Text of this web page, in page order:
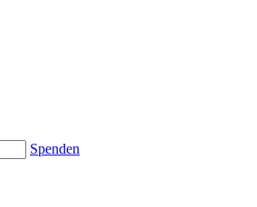
Spenden